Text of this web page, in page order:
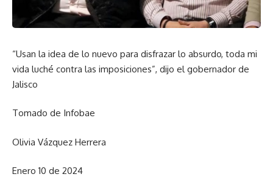
“Usan la idea de lo nuevo para disfrazar lo absurdo, toda mi
vida luché contra las imposiciones”, dijo el gobernador de
Jalisco
Tomado de Infobae
Olivia Vázquez Herrera
Enero 10 de 2024